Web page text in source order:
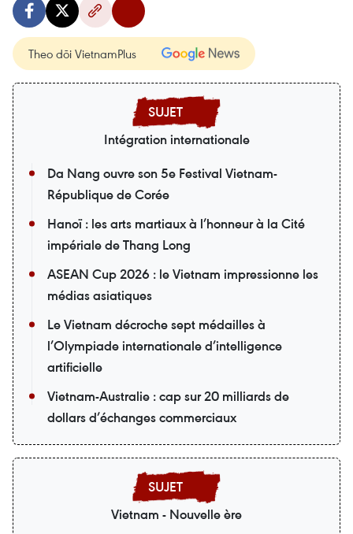
Theo dõi VietnamPlus
Intégration internationale
Da Nang ouvre son 5e Festival Vietnam-
République de Corée
Hanoï : les arts martiaux à l’honneur à la Cité
impériale de Thang Long
ASEAN Cup 2026 : le Vietnam impressionne les
médias asiatiques
Le Vietnam décroche sept médailles à
l’Olympiade internationale d’intelligence
artificielle
Vietnam-Australie : cap sur 20 milliards de
dollars d’échanges commerciaux
Vietnam - Nouvelle ère